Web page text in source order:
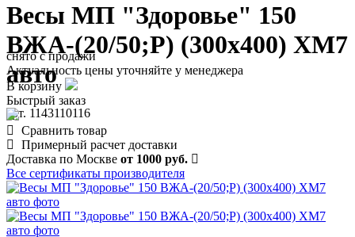
Весы МП "Здоровье" 150
ВЖА-(20/50;Р) (300х400) ХМ7
авто
арт. 1143110116
снято с продажи
Актуальность цены уточняйте у менеджера
В корзину
Быстрый заказ
Сравнить товар
Примерный расчет доставки
Доставка по Москве от 1000 руб.
Все сертификаты производителя